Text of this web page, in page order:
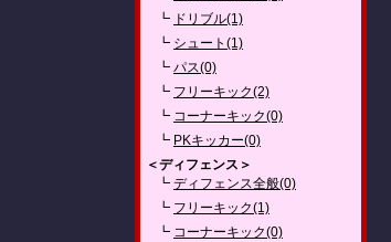
┗ ドリブル(1)
┗ シュート(1)
┗ パス(0)
┗ フリーキック(2)
┗ コーナーキック(0)
┗ PKキッカー(0)
＜ディフェンス＞
┗ ディフェンス全般(0)
┗ フリーキック(1)
┗ コーナーキック(0)